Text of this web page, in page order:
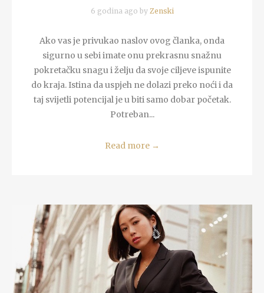
6 godina ago by Zenski
Ako vas je privukao naslov ovog članka, onda
sigurno u sebi imate onu prekrasnu snažnu
pokretačku snagu i želju da svoje ciljeve ispunite
do kraja. Istina da uspjeh ne dolazi preko noći i da
taj svijetli potencijal je u biti samo dobar početak.
Potreban...
Read more →
READ MORE